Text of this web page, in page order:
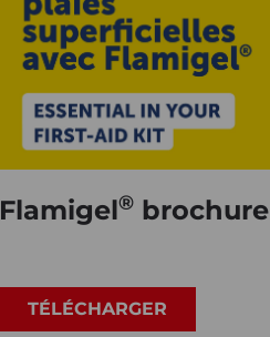
Flamigel®brochure
TÉLÉCHARGER